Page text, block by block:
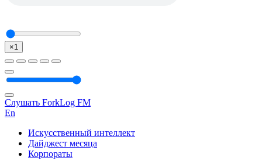
×1
Слушать ForkLog FM
En
Искусственный интеллект
Дайджест месяца
Корпораты